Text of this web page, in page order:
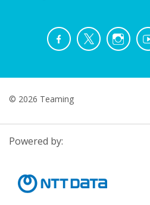
© 2026 Teaming
Powered by: